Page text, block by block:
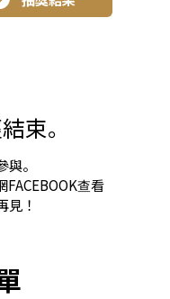
束。
。
查看
見！